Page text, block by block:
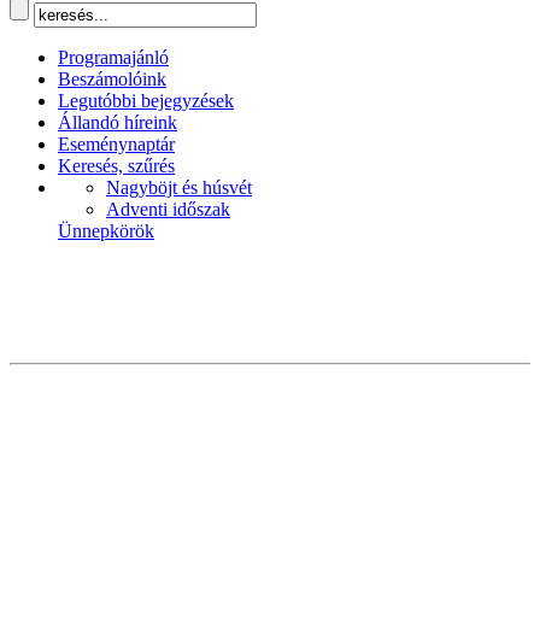
Programajánló
Beszámolóink
Legutóbbi bejegyzések
Állandó híreink
Eseménynaptár
Keresés, szűrés
Nagyböjt és húsvét
Adventi időszak
Ünnepkörök